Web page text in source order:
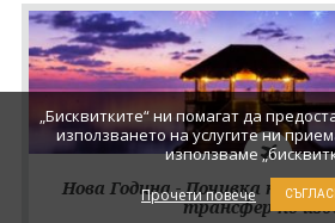
Нова Година - Почивка на
трансфер по
„Бисквитките“ ни помагат да
използването на услугите ни
използваме
Прочети повече